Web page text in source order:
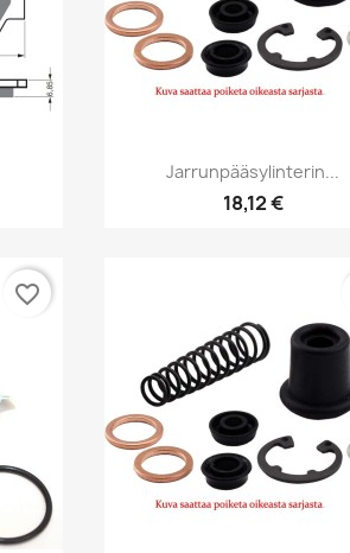
Pikakatselu
Jarrunpääsylinterin...
18,12 €
favorite_border